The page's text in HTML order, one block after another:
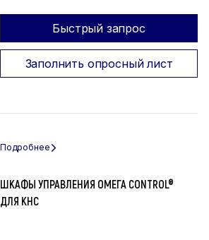
Быстрый запрос
Заполнить опросный лист
ШКАФЫ УПРАВЛЕНИЯ ОМЕГА CONTROL®
ДЛЯ КНС